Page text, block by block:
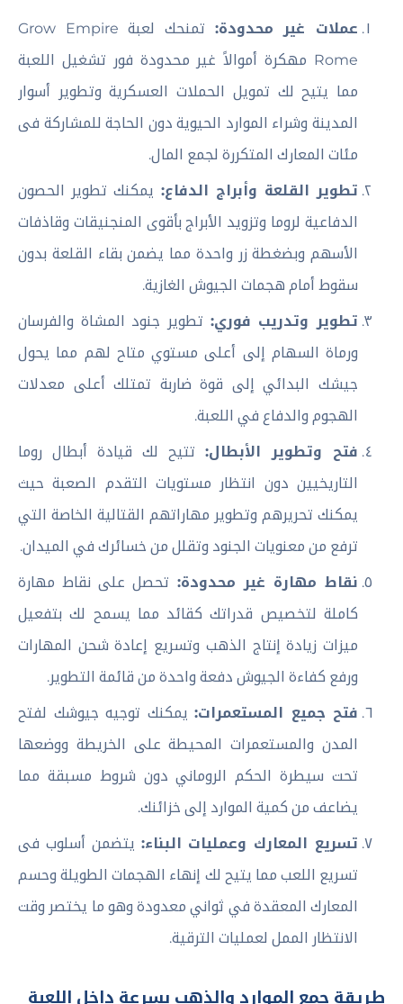
عملات غير محدودة:
تمنحك لعبة Grow Empire
Rome مهكرة أموالاً غير محدودة فور تشغيل اللعبة
مما يتيح لك تمويل الحملات العسكرية وتطوير أسوار
المدينة وشراء الموارد الحيوية دون الحاجة للمشاركة فى
مئات المعارك المتكررة لجمع المال.
تطوير القلعة وأبراج الدفاع: يمكنك تطوير الحصون
الدفاعية لروما وتزويد الأبراج بأقوى المنجنيقات وقاذفات
الأسهم وبضغطة زر واحدة مما يضمن بقاء القلعة بدون
سقوط أمام هجمات الجيوش الغازية.
تطوير وتدريب فوري: تطوير جنود المشاة والفرسان
ورماة السهام إلى أعلى مستوي متاح لهم مما يحول
جيشك البدائي إلى قوة ضاربة تمتلك أعلى معدلات
الهجوم والدفاع في اللعبة.
فتح وتطوير الأبطال: تتيح لك قيادة أبطال روما
التاريخيين دون انتظار مستويات التقدم الصعبة حيث
يمكنك تحريرهم وتطوير مهاراتهم القتالية الخاصة التي
ترفع من معنويات الجنود وتقلل من خسائرك في الميدان.
نقاط مهارة غير محدودة: تحصل على نقاط مهارة
كاملة لتخصيص قدراتك كقائد مما يسمح لك بتفعيل
ميزات زيادة إنتاج الذهب وتسريع إعادة شحن المهارات
ورفع كفاءة الجيوش دفعة واحدة من قائمة التطوير.
فتح جميع المستعمرات: يمكنك توجيه جيوشك لفتح
المدن والمستعمرات المحيطة على الخريطة ووضعها
تحت سيطرة الحكم الروماني دون شروط مسبقة مما
يضاعف من كمية الموارد إلى خزائنك.
تسريع المعارك وعمليات البناء: يتضمن أسلوب فى
تسريع اللعب مما يتيح لك إنهاء الهجمات الطويلة وحسم
المعارك المعقدة في ثواني معدودة وهو ما يختصر وقت
الانتظار الممل لعمليات الترقية.
طريقة جمع الموارد والذهب بسرعة داخل اللعبة